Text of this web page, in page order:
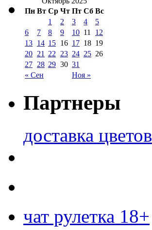
Пн Вт Ср Чт Пт Сб Вс
« Сен Ноя »
1 2 3 4
5
6
7 8 9 10 11
12
13 14 15 16 17 18 19
20 21 22 23 24 25 26
27 28 29 30 31
Партнеры
доставка цветов
чат рулетка 18+